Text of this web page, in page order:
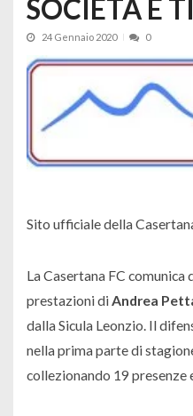
SOCIETÀ E
24 Gennaio 2020 0
Sito ufficiale della
La Casertana FC comunica
prestazioni di Andrea
dalla Sicula Leonzio. Il
nella prima parte di
collezionando 19 presenze